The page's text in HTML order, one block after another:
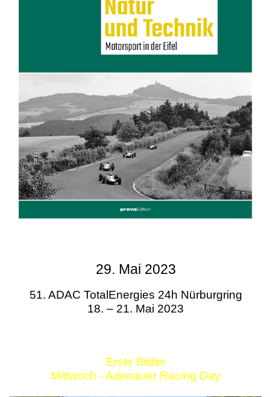
29. Mai 2023
51. ADAC TotalEnergies 24h Nürburgring
18. – 21. Mai 2023
Erste Bilder
Mittwoch - Adenauer Racing Day